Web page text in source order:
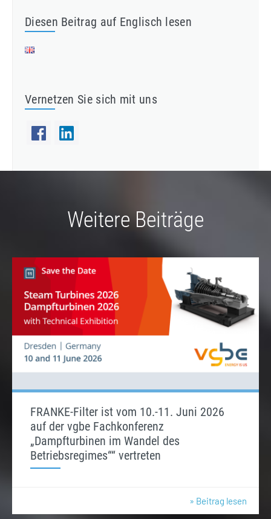
Diesen Beitrag auf Englisch lesen
Vernetzen Sie sich mit uns
Weitere Beiträge
FRANKE-Filter ist vom 10.-11. Juni 2026
auf der vgbe Fachkonferenz
„Dampfturbinen im Wandel des
Betriebsregimes““ vertreten
» Beitrag lesen